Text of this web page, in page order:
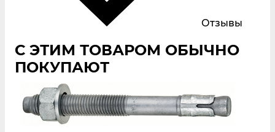
Отзывы
С ЭТИМ ТОВАРОМ ОБЫЧНО
ПОКУПАЮТ